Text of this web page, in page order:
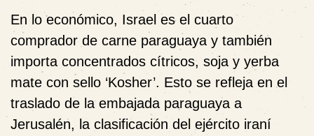
En lo económico, Israel es el cuarto
comprador de carne paraguaya y también
importa concentrados cítricos, soja y yerba
mate con sello ‘Kosher’. Esto se refleja en el
traslado de la embajada paraguaya a
Jerusalén, la clasificación del ejército iraní